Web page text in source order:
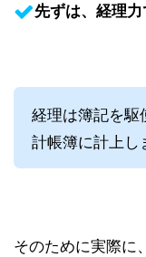
先ずは、経理
経理は簿記を駆
計帳簿に計上し
そのために実際に